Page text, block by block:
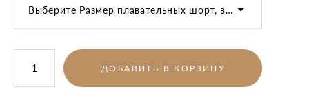
Выберите Размер плавательных шорт, возраст
ДОБАВИТЬ В КОРЗИНУ